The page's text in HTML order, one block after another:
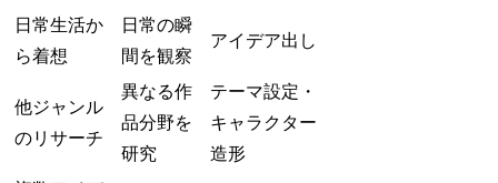
日常生活か
ら着想
日常の瞬
間を観察
アイデア出し
他ジャンル
のリサーチ
異なる作
品分野を
研究
テーマ設定・
キャラクター
造形